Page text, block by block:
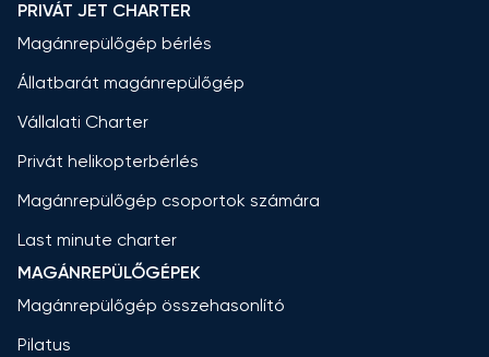
PRIVÁT JET CHARTER
Magánrepülőgép bérlés
Állatbarát magánrepülőgép
Vállalati Charter
Privát helikopterbérlés
Magánrepülőgép csoportok számára
Last minute charter
MAGÁNREPÜLŐGÉPEK
Magánrepülőgép összehasonlító
Pilatus